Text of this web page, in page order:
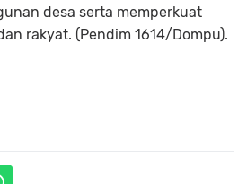
desa serta memperkuat
rakyat. (Pendim 1614/Dompu).